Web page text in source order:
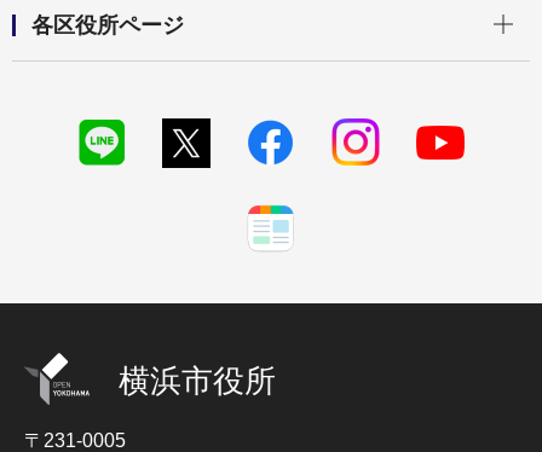
各区役所ページ
横浜市役所
〒231-0005